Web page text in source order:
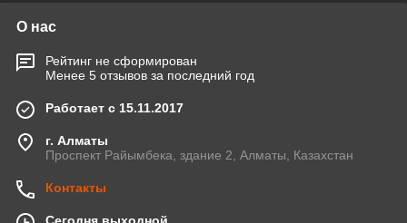
О нас
Рейтинг не сформирован
Менее 5 отзывов за последний год
Работает с 15.11.2017
г. Алматы
Проспект Райымбека, здание 2, Алматы, Казахстан
Контакты